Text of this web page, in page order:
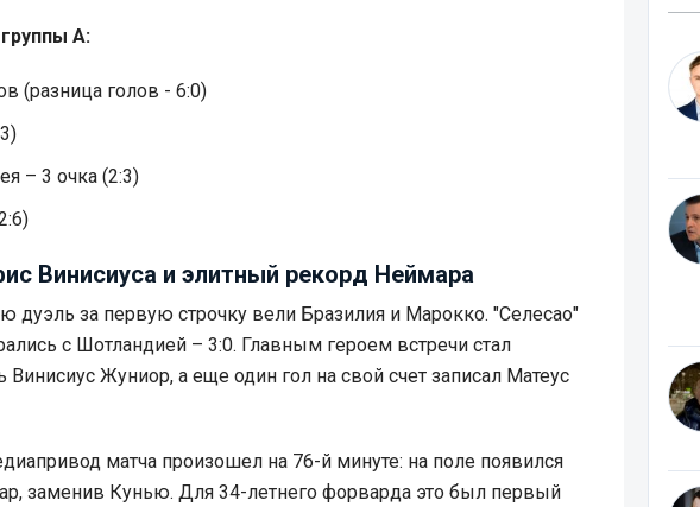
А:
(разница голов - 6:0)
– 3 очка (2:3)
Винисиуса и элитный рекорд Неймара
дуэль за первую строчку вели Бразилия и Марокко. "Селесао"
с Шотландией – 3:0. Главным героем встречи стал
Жуниор, а еще один гол на свой счет записал Матеус
матча произошел на 76-й минуте: на поле появился
заменив Кунью. Для 34-летнего форварда это был первый